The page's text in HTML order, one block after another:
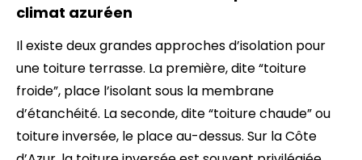
climat azuréen
Il existe deux grandes approches d’isolation pour
une toiture terrasse. La première, dite “toiture
froide”, place l’isolant sous la membrane
d’étanchéité. La seconde, dite “toiture chaude” ou
toiture inversée, le place au-dessus. Sur la Côte